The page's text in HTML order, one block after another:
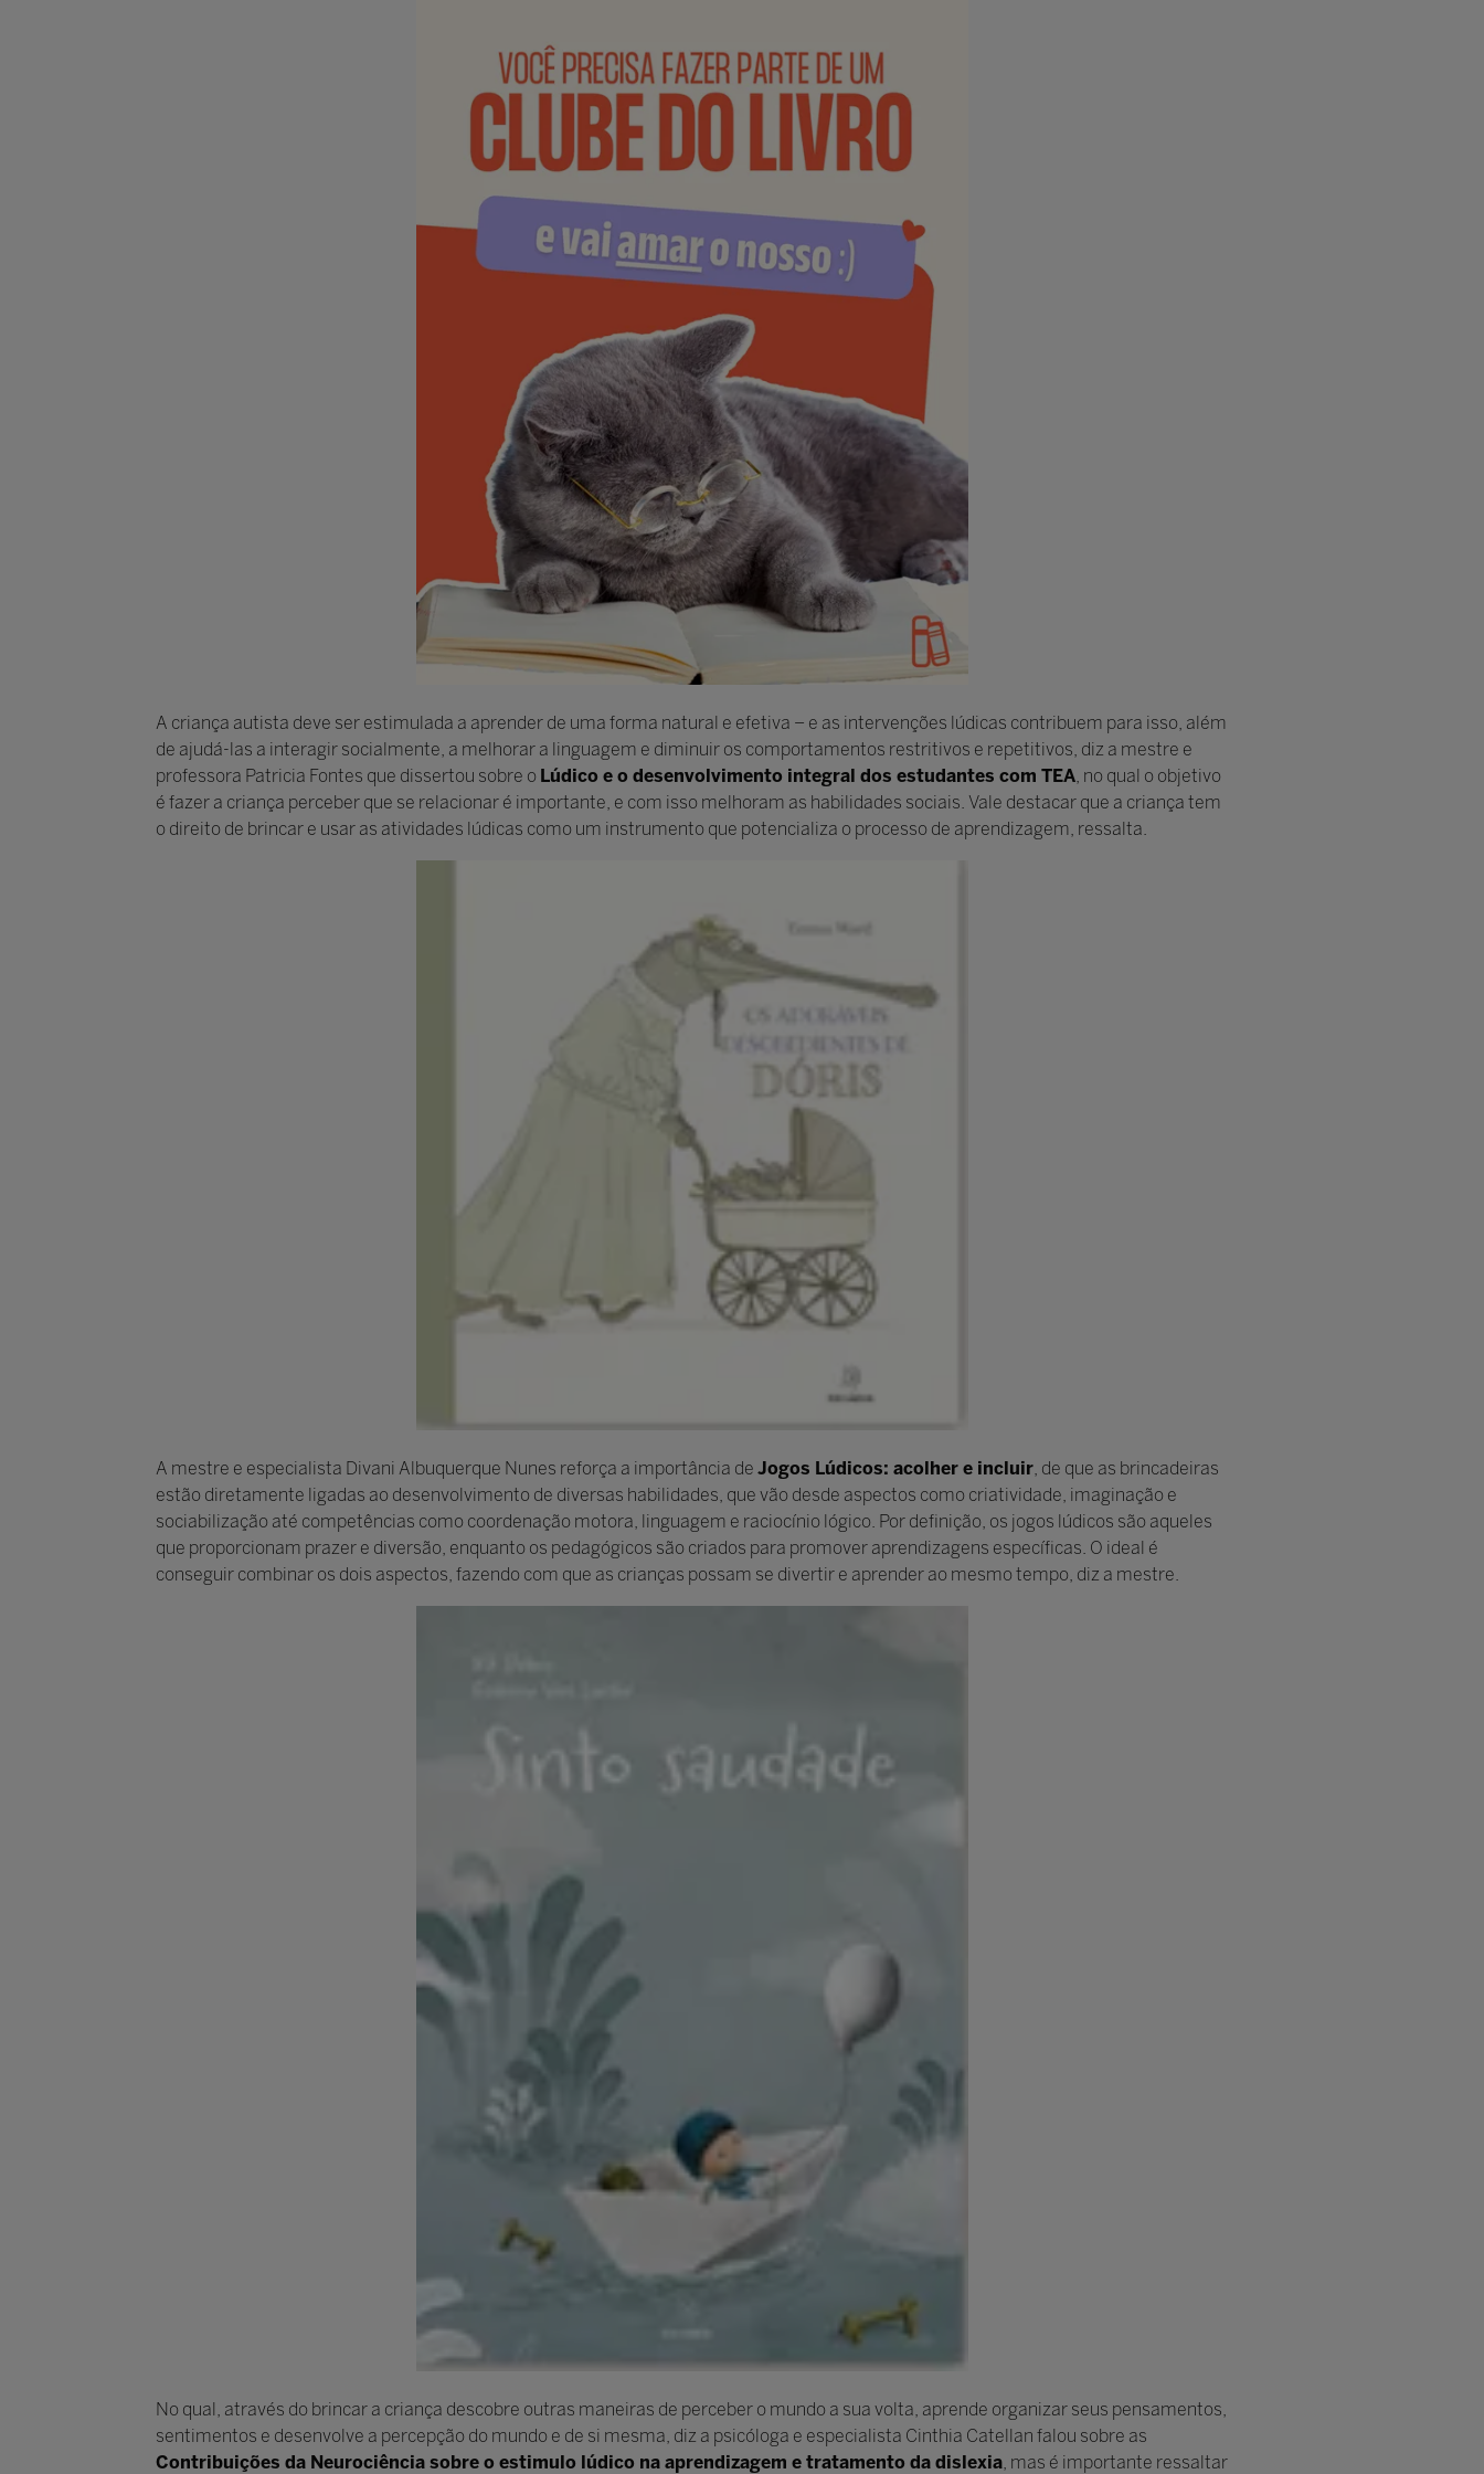
A criança autista deve ser estimulada a aprender de uma forma natural e efetiva – e as intervenções lúdicas contribuem para isso, além
de ajudá-las a interagir socialmente, a melhorar a linguagem e diminuir os comportamentos restritivos e repetitivos, diz a mestre e
professora Patricia Fontes que dissertou sobre o Lúdico e o desenvolvimento integral dos estudantes com TEA, no qual o objetivo
é fazer a criança perceber que se relacionar é importante, e com isso melhoram as habilidades sociais. Vale destacar que a criança tem
o direito de brincar e usar as atividades lúdicas como um instrumento que potencializa o processo de aprendizagem, ressalta.
A mestre e especialista Divani Albuquerque Nunes reforça a importância de Jogos Lúdicos: acolher e incluir, de que as brincadeiras
estão diretamente ligadas ao desenvolvimento de diversas habilidades, que vão desde aspectos como criatividade, imaginação e
sociabilização até competências como coordenação motora, linguagem e raciocínio lógico. Por definição, os jogos lúdicos são aqueles
que proporcionam prazer e diversão, enquanto os pedagógicos são criados para promover aprendizagens específicas. O ideal é
conseguir combinar os dois aspectos, fazendo com que as crianças possam se divertir e aprender ao mesmo tempo, diz a mestre.
No qual, através do brincar a criança descobre outras maneiras de perceber o mundo a sua volta, aprende organizar seus pensamentos,
sentimentos e desenvolve a percepção do mundo e de si mesma, diz a psicóloga e especialista Cinthia Catellan falou sobre as
Contribuições da Neurociência sobre o estimulo lúdico na aprendizagem e tratamento da dislexia, mas é importante ressaltar